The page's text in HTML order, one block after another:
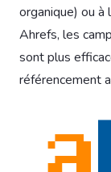
organique) ou à
Ahrefs, les
sont plus
référencement